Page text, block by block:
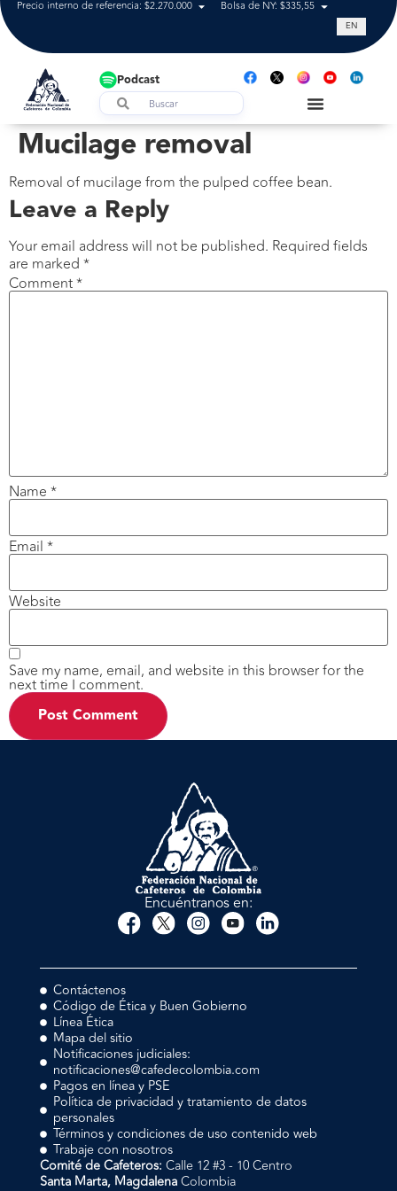
Precio interno de referencia: $2.270.000 Bolsa de NY: $335,55 Tasa de
EN
Podcast
Mucilage removal
Removal of mucilage from the pulped coffee bean.
Leave a Reply
Your email address will not be published. Required fields
are marked *
Comment*
Name *
Email *
Website
Save my name, email, and website in this browser for the
next time I comment.
Encuéntranos en:
Contáctenos
Código de Ética y Buen Gobierno
Línea Ética
Mapa del sitio
Notificaciones judiciales:
notificaciones@cafedecolombia.com
Pagos en línea y PSE
Política de privacidad y tratamiento de datos
personales
Términos y condiciones de uso contenido web
Trabaje con nosotros
Comité de Cafeteros: Calle 12 #3 - 10 Centro
Santa Marta, MagdalenaColombia